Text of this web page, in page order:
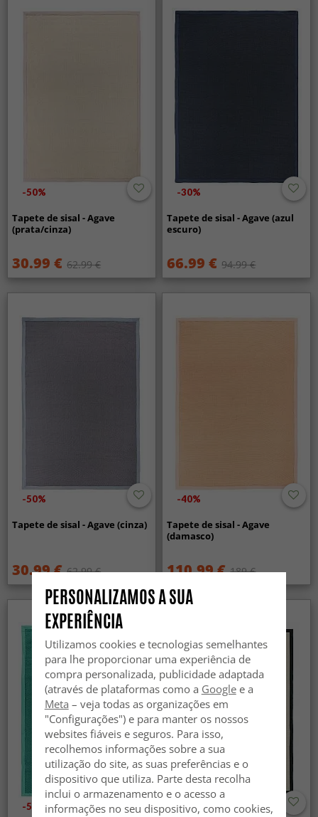
-50%
Tapete de sisal - Agave
(prata/cinza)
30.99 € 62.99 €
-30%
Tapete de sisal - Agave (azul
escuro)
66.99 € 94.99 €
-50%
Tapete de sisal - Agave (cinza)
30.99 € 62.99 €
-40%
Tapete de sisal - Agave
(damasco)
110.99 € 189 €
-50%
PERSONALIZAMOS A SUA
EXPERIÊNCIA
Utilizamos cookies e tecnologias semelhantes
para lhe proporcionar uma experiência de
compra personalizada, publicidade adaptada
(através de plataformas como a Googlee a
Meta – veja todas as organizações em
"Configurações") e para manter os nossos
websites fiáveis e seguros. Para isso,
recolhemos informações sobre a sua
utilização do site, as suas preferências e o
dispositivo que utiliza. Parte desta recolha
inclui o armazenamento e o acesso a
informações no seu dispositivo, como cookies,